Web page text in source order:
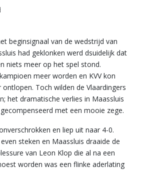
beginsignaal van de wedstrijd van
had geklonken werd dsuidelijk dat
niets meer op het spel stond.
meer worden en KVV kon
Toch wilden de Vlaardingers
het dramatische verlies in Maassluis
met een mooie zege.
en liep uit naar 4-0.
steken en Maassluis draaide de
van Leon Klop die al na een
worden was een flinke aderlating